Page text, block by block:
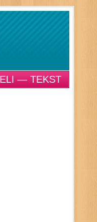
— TEKST